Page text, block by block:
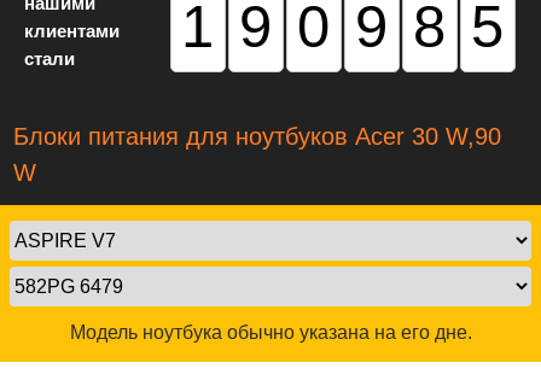
клиентами
стали
190985
Блоки питания для ноутбуков Acer 30 W,90
W
Модель ноутбука обычно указана на его дне.